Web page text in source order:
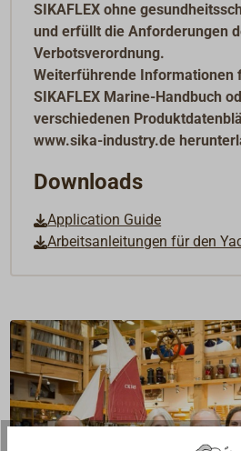
SIKAFLEX ohne
und erfüllt die Anforderungen
Verbotsverordnung.
Weiterführende Informationen
SIKAFLEX Marine-Handbuch
verschiedenen
www.sika-industry.de
Downloads
Application Guide
Arbeitsanleitungen für den